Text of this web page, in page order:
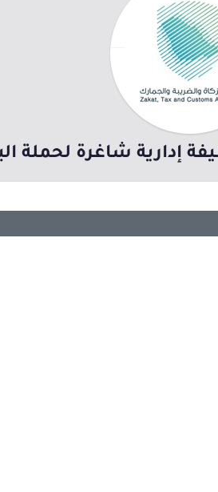
إدارية شاغرة لحملة